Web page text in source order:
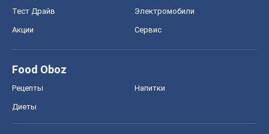
Тест Драйв Электромобили
Акции Сервис
Food Oboz
Рецепты Напитки
Диеты